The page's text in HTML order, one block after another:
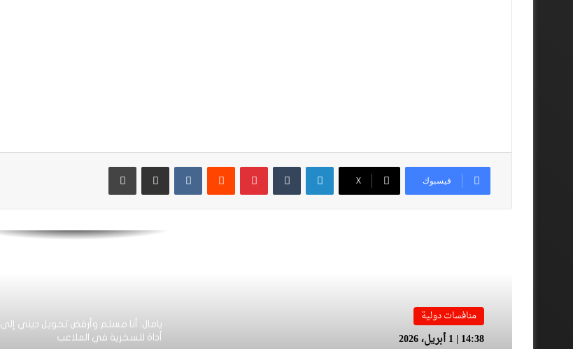
فيسبوك ‫X
لينكدإن بينتيريست مشاركة عبر البريد طباعة
منافسات دولية
14:38 | 1 أبريل، 2026
فيديو.. فرحة تاريخية.. لحظات استثنائية
رافق تتويج المنتخب الوطني بلقب كأس
يامال: أنا مسلم وأرفض تحويل ديني إلى
أداة للسخرية في الملاعب